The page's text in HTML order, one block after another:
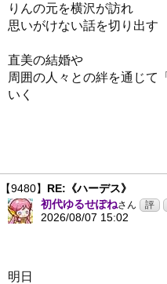
りんの元を横沢が訪れ
思いがけない話を切り出す
直美の結婚や
周囲の人々との絆を通じて
いく
【9480】 RE:《ハーデス》
初代ゆるせぽねさん
2026/08/07 15:02
明日